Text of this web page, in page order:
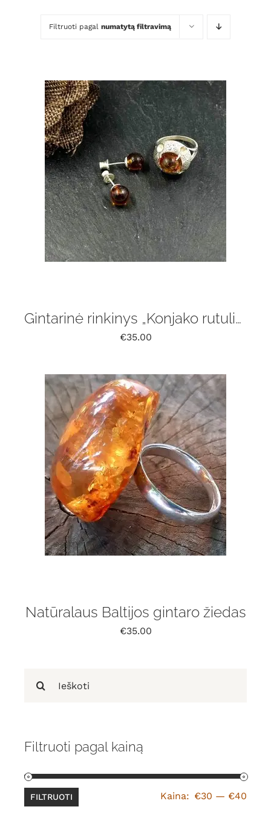
for:
Filtruoti pagal kainą
FILTRUOTI Kaina: €30 — €40
Filtruoti pagal numatytą filtravimą
Gintarinė rinkinys „Konjako rutuliukai „
€35.00
Natūralaus Baltijos gintaro žiedas
€35.00